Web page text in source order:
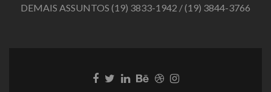
DEMAIS ASSUNTOS (19) 3833-1942 /(19) 3844-3766
LinkLinkLinkLink LinkLink